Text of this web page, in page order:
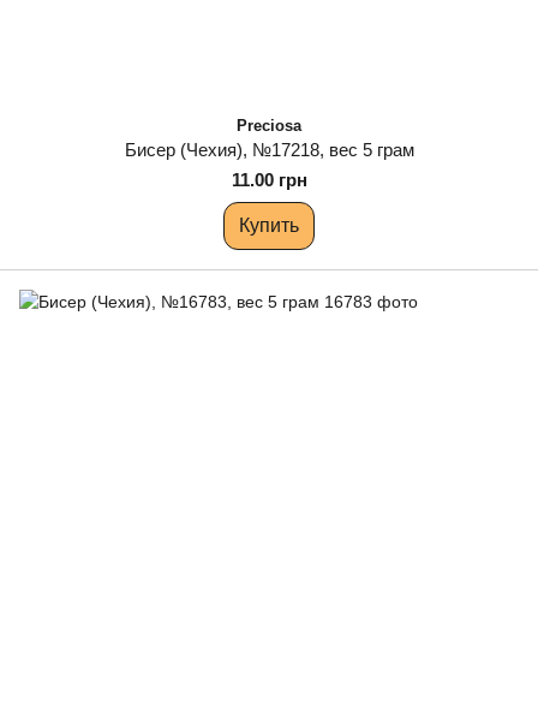
Preciosa
Бисер (Чехия), №17218, вес 5 грам
11.00 грн
Купить